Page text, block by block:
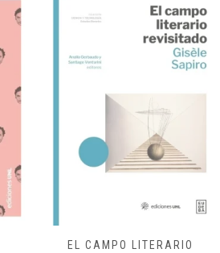
EL CAMPO LITERARIO